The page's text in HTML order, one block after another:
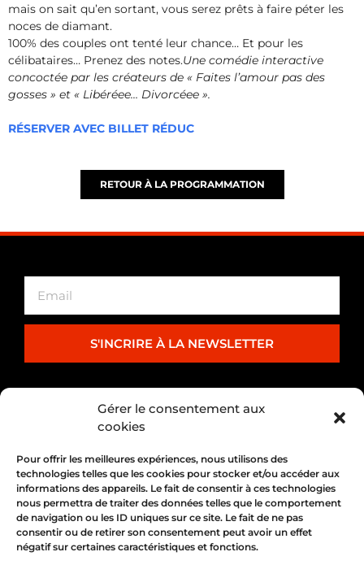
Gérer le consentement aux
cookies
Pour offrir les meilleures expériences, nous utilisons des
technologies telles que les cookies pour stocker et/ou accéder aux
informations des appareils. Le fait de consentir à ces technologies
nous permettra de traiter des données telles que le comportement
de navigation ou les ID uniques sur ce site. Le fait de ne pas
consentir ou de retirer son consentement peut avoir un effet
négatif sur certaines caractéristiques et fonctions.
mais on sait qu’en sortant, vous serez prêts à faire péter les
noces de diamant.
100% des couples ont tenté leur chance… Et pour les
célibataires… Prenez des notes.Une comédie interactive
concoctée par les créateurs de « Faites l’amour pas des
gosses » et « Libéréee… Divorcéee ».
RÉSERVER AVEC BILLET RÉDUC
RETOUR À LA PROGRAMMATION
S'INCRIRE À LA NEWSLETTER
PARTENARIAT